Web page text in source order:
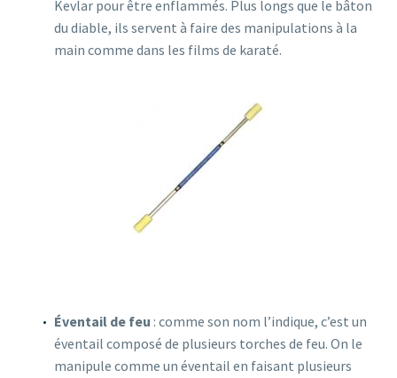
Kevlar pour être enflammés. Plus longs que le bâton
du diable, ils servent à faire des manipulations à la
main comme dans les films de karaté.
Éventail de feu : comme son nom l’indique, c’est un
éventail composé de plusieurs torches de feu. On le
manipule comme un éventail en faisant plusieurs